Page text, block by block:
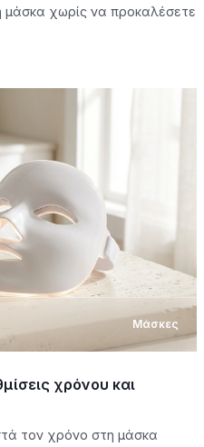
χωρίς να προκαλέσετε
Μάσκες
χρόνου και
τον χρόνο στη μάσκα